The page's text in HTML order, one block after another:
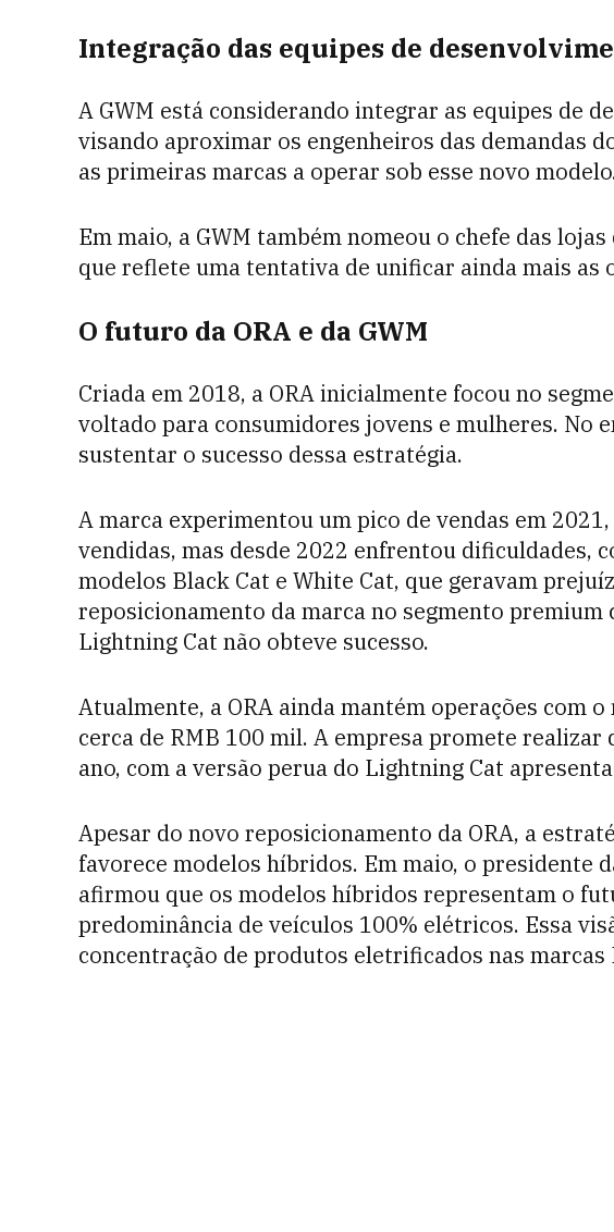
Integração das equipes de
A GWM está considerando integrar as equipes de
visando aproximar os engenheiros das demandas
as primeiras marcas a operar sob esse novo
Em maio, a GWM também nomeou o chefe das
que reflete uma tentativa de unificar ainda mais as
O futuro da ORA e da GWM
Criada em 2018, a ORA inicialmente focou no
voltado para consumidores jovens e mulheres. No
sustentar o sucesso dessa estratégia.
A marca experimentou um pico de vendas em
vendidas, mas desde 2022 enfrentou dificuldades,
modelos Black Cat e White Cat, que geravam
reposicionamento da marca no segmento premium
Lightning Cat não obteve sucesso.
Atualmente, a ORA ainda mantém operações com
cerca de RMB 100 mil. A empresa promete realizar
ano, com a versão perua do Lightning Cat
Apesar do novo reposicionamento da ORA, a
favorece modelos híbridos. Em maio, o presidente
afirmou que os modelos híbridos representam o
predominância de veículos 100% elétricos. Essa
concentração de produtos eletrificados nas marcas